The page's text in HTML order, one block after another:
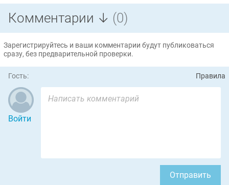
Комментарии ↓ (0)
Зарегистрируйтесь и ваши комментарии будут публиковаться
сразу, без предварительной проверки.
Гость: Правила
Войти
Отправить